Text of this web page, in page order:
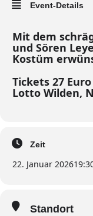
Event-Details
Mit dem
und Sören
Kostüm
Tickets 27
Lotto Wilden,
Zeit
22. Januar 2026
Standort